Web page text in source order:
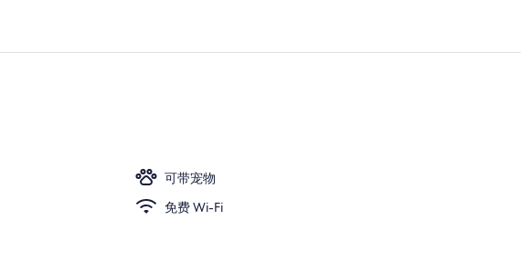
可带宠物
免费 Wi-Fi